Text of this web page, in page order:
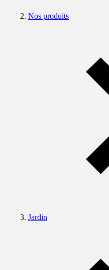
Nos produits
Jardin